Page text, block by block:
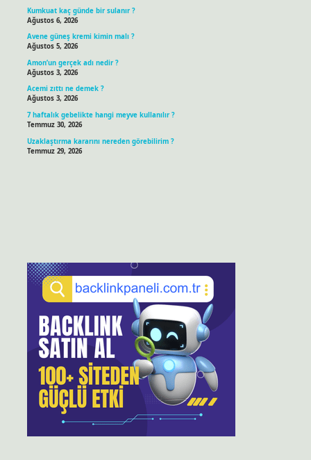
Kumkuat kaç günde bir sulanır ?
Ağustos 6, 2026
Avene güneş kremi kimin malı ?
Ağustos 5, 2026
Amon’un gerçek adı nedir ?
Ağustos 3, 2026
Acemi zıttı ne demek ?
Ağustos 3, 2026
7 haftalık gebelikte hangi meyve kullanılır ?
Temmuz 30, 2026
Uzaklaştırma kararını nereden görebilirim ?
Temmuz 29, 2026